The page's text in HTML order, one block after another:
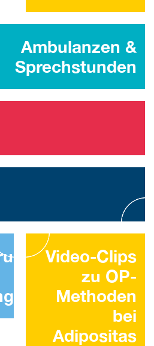
Ambulanzen &
Sprechstunden
Video-Clips
zu OP-
Methoden
bei
Adipositas